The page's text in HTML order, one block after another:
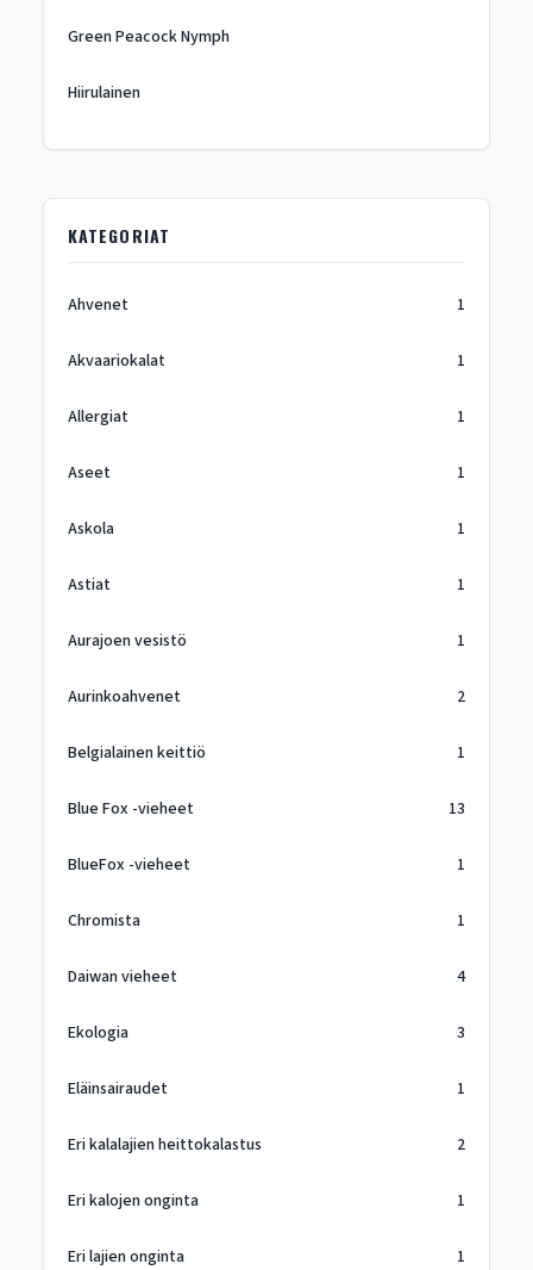
Green Peacock Nymph
Hiirulainen
KATEGORIAT
Ahvenet 1
Akvaariokalat 1
Allergiat 1
Aseet 1
Askola 1
Astiat 1
Aurajoen vesistö 1
Aurinkoahvenet 2
Belgialainen keittiö 1
Blue Fox -vieheet 13
BlueFox -vieheet 1
Chromista 1
Daiwan vieheet 4
Ekologia 3
Eläinsairaudet 1
Eri kalalajien heittokalastus 2
Eri kalojen onginta 1
Eri lajien onginta 1